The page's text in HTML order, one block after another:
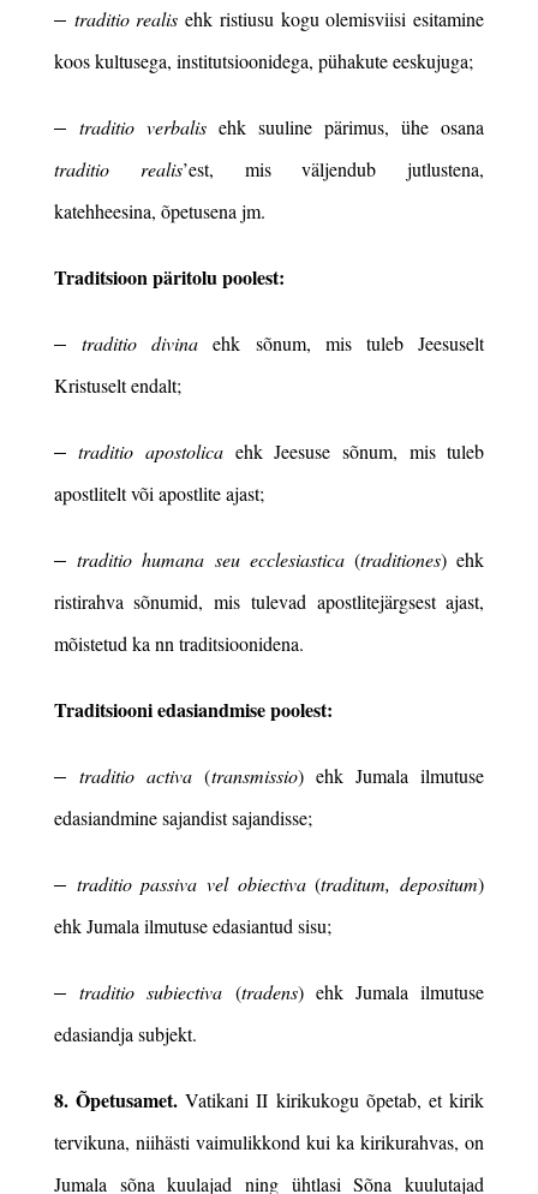
– traditio realis ehk ristiusu kogu olemisviisi esitamine
koos kultusega, institutsioonidega, pühakute eeskujuga;
– traditio verbalisehk suuline pärimus, ühe osana
traditio realis’est, mis väljendub jutlustena,
katehheesina, õpetusena jm.
Traditsioonpäritolu poolest:
– traditio divina ehk sõnum, mis tuleb Jeesuselt
Kristuselt endalt;
–traditio apostolica ehk Jeesuse sõnum, mis tuleb
apostlitelt või apostlite ajast;
–traditio humana seu ecclesiastica(traditiones) ehk
ristirahva sõnumid, mis tulevad apostlitejärgsest ajast,
mõistetud ka nn traditsioonidena.
Traditsiooniedasiandmise poolest:
–traditio activa (transmissio) ehk Jumala ilmutuse
edasiandmine sajandist sajandisse;
– traditio passiva vel obiectiva(traditum, depositum)
ehk Jumala ilmutuse edasiantud sisu;
–traditio subiectiva (tradens) ehk Jumala ilmutuse
edasiandja subjekt.
8. Õpetusamet. Vatikani II kirikukogu õpetab, et kirik
tervikuna, niihästi vaimulikkond kui ka kirikurahvas, on
Jumala sõna kuulajad ning ühtlasi Sõna kuulutajad